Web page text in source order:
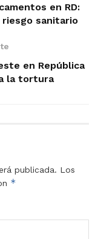
en RD:
sanitario
en República
la tortura
publicada. Los
*